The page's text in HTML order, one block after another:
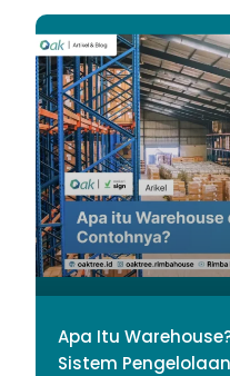
Apa Itu
Sistem